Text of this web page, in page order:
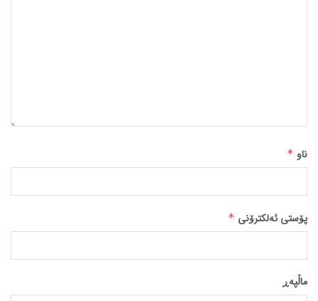
ناو *
پۆستی ئەلکترۆنی *
ماڵپه‌ڕ